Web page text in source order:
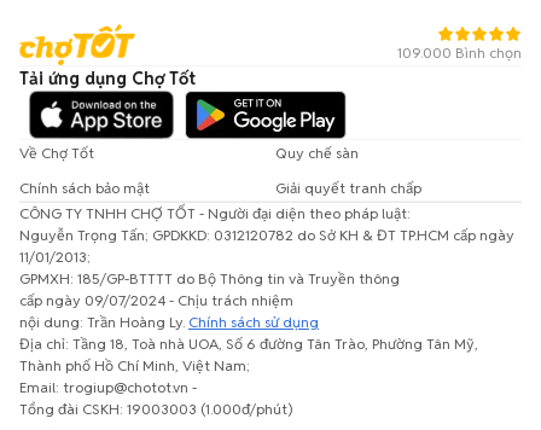
109.000 Bình chọn
Tải ứng dụng Chợ Tốt
Về Chợ Tốt
Quy chế sàn
Chính sách bảo mật
Giải quyết tranh chấp
CÔNG TY TNHH CHỢ TỐT - Người đại diện theo pháp luật:
Nguyễn Trọng Tấn; GPDKKD: 0312120782 do Sở KH & ĐT TP.HCM cấp ngày
11/01/2013;
GPMXH: 185/GP-BTTTT do Bộ Thông tin và Truyền thông
cấp ngày 09/07/2024 - Chịu trách nhiệm
nội dung: Trần Hoàng Ly. Chính sách sử dụng
Địa chỉ: Tầng 18, Toà nhà UOA, Số 6 đường Tân Trào, Phường Tân Mỹ,
Thành phố Hồ Chí Minh, Việt Nam;
Email: trogiup@chotot.vn -
Tổng đài CSKH: 19003003 (1.000đ/phút)